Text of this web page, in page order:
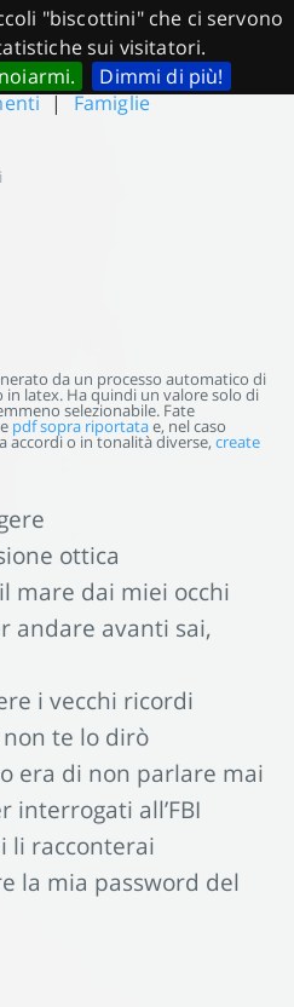
"biscottini" che ci servono
sui visitatori.
Dimmi di più!
| Famiglie
da un processo automatico di
latex. Ha quindi un valore solo di
selezionabile. Fate
pdf sopra riportatae, nel caso
accordi o in tonalità diverse, create
ottica
mare dai miei occhi
andare avanti sai,
i vecchi ricordi
te lo dirò
era di non parlare mai
interrogati all’FBI
li racconterai
la mia password del